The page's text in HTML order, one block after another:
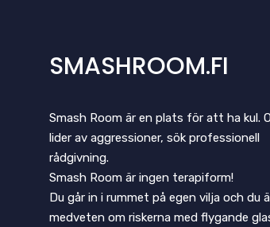
SMASHROOM.FI
Smash Room är en plats för att ha kul.
lider av aggressioner, sök professionell
rådgivning.
Smash Room är ingen terapiform!
Du går in i rummet på egen vilja och du
medveten om riskerna med flygande